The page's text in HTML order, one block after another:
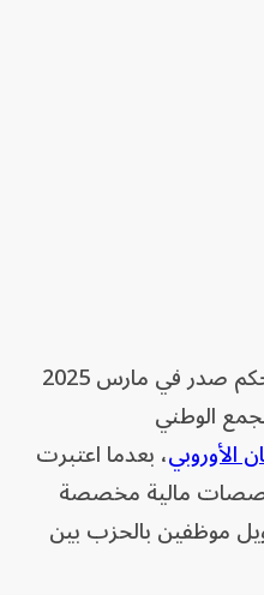
وتطعن لوبان (57 عاماً) في حكم صدر في مارس 2025
الوطني
الأوروبي، بعدما اعتبرت
مالية مخصصة
موظفين بالحزب بين